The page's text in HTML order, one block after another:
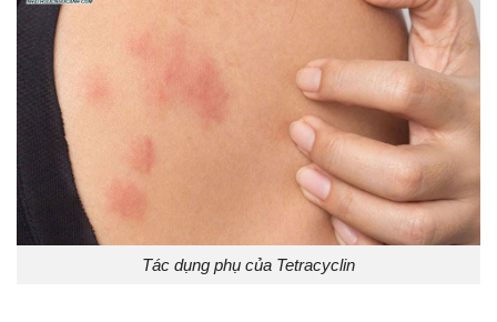
Tác dụng phụ của Tetracyclin